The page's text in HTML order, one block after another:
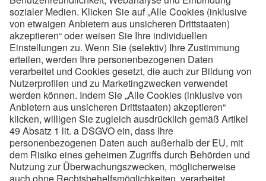
voestalpine Metal Engineering Division in der Steiermark
6
Ausbildungsorte
4.870
MitarbeiterInnen
19
Lehrberufe
80-100
Lehrstellen/Jahr